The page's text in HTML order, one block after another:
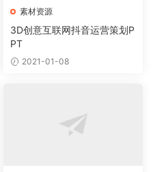
素材资源
3D创意互联网抖音运营策划P
PT
2021-01-08